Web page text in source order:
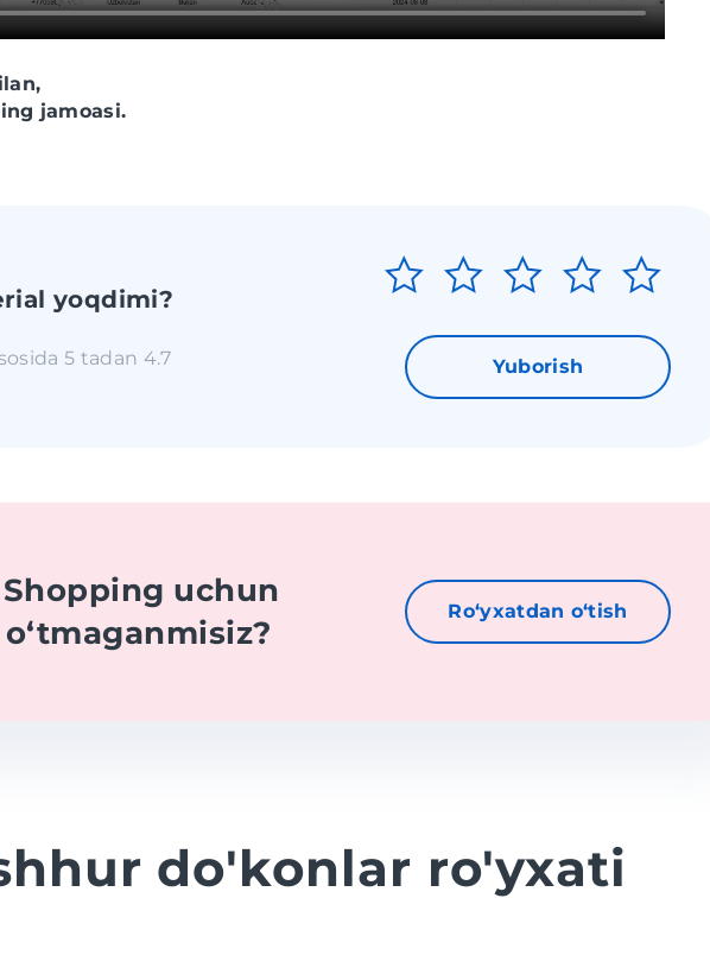
jamoasi.
yoqdimi?
5 tadan 4.7 Yuborish
uchun
Roʻyxatdan oʻtish
do'konlar ro'yxati